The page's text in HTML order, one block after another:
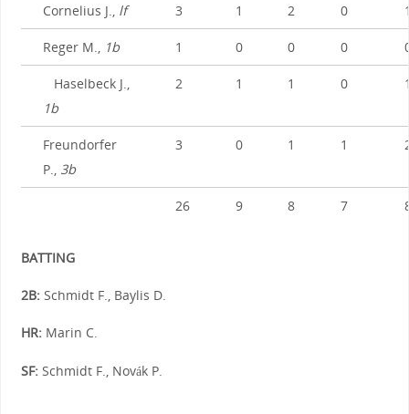
Cornelius J., lf 3 1 2 0
Reger M., 1b 1 0 0 0
Haselbeck J.,
1b
2 1 1 0
Freundorfer
P., 3b
3 0 1 1
26 9 8 7
BATTING
2B:Schmidt F., Baylis D.
HR:Marin C.
SF:Schmidt F., Novák P.